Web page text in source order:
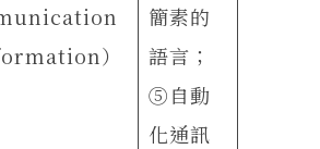
）
簡素的
語言；
⑤自動
化通訊